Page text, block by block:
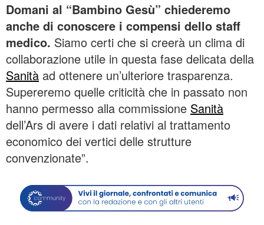
Domani al “Bambino Gesù” chiederemo
anche di conoscere i compensi dello staff
medico. Siamo certi che si creerà un clima di
collaborazione utile in questa fase delicata della
Sanità ad ottenere un’ulteriore trasparenza.
Supereremo quelle criticità che in passato non
hanno permesso alla commissione Sanità
dell’Ars di avere i dati relativi al trattamento
economico dei vertici delle strutture
convenzionate”.